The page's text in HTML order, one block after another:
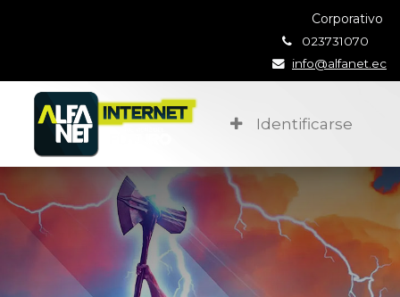
Corporativo
023731070
info@alfanet.ec
Identificarse